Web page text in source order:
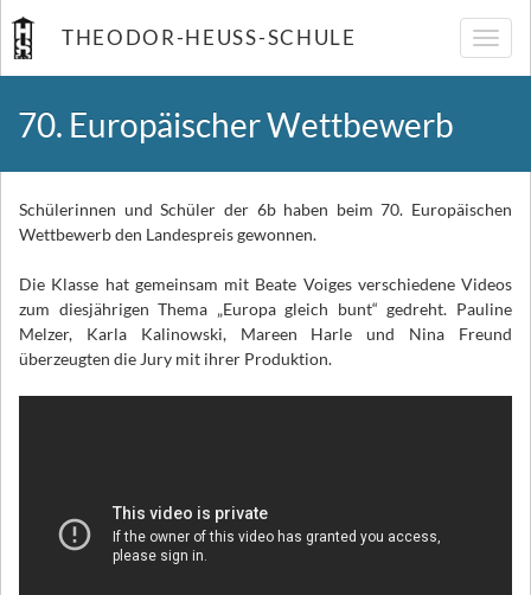
THEODOR-HEUSS-SCHULE
70. Europäischer Wettbewerb
Schülerinnen und Schüler der 6b haben beim 70. Europäischen
Wettbewerb den Landespreis gewonnen.
Die Klasse hat gemeinsam mit Beate Voiges verschiedene Videos
zum diesjährigen Thema „Europa gleich bunt“ gedreht. Pauline
Melzer, Karla Kalinowski, Mareen Harle und Nina Freund
überzeugten die Jury mit ihrer Produktion.